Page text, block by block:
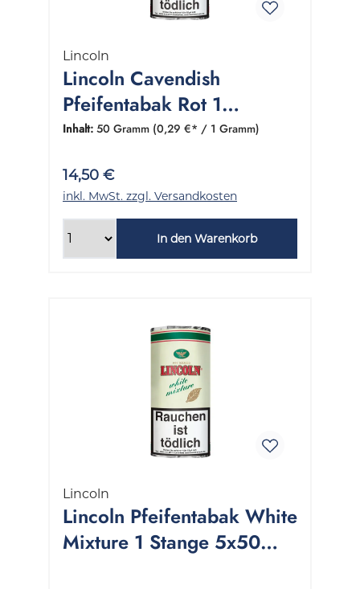
Lincoln
Lincoln Cavendish
Pfeifentabak Rot 1
Packung 50 Gramm
Inhalt: 50 Gramm (0,29 €* / 1 Gramm)
14,50 €
inkl. MwSt. zzgl. Versandkosten
In den Warenkorb
Lincoln
Lincoln Pfeifentabak White
Mixture 1 Stange 5x50